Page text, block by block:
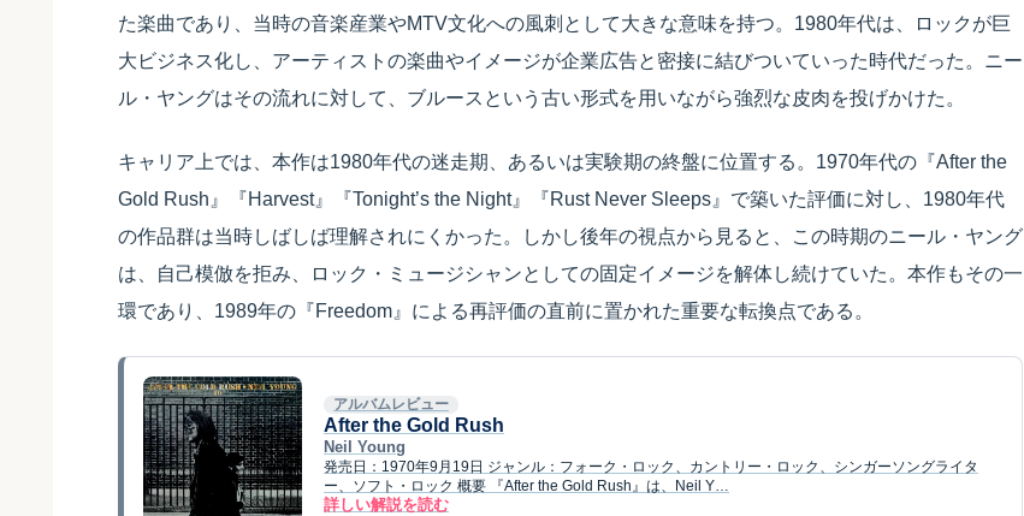
た楽曲であり、当時の音楽産業やMTV文化への風刺として大きな意味を持つ。1980年代は、ロックが巨
大ビジネス化し、アーティストの楽曲やイメージが企業広告と密接に結びついていった時代だった。ニー
ル・ヤングはその流れに対して、ブルースという古い形式を用いながら強烈な皮肉を投げかけた。
キャリア上では、本作は1980年代の迷走期、あるいは実験期の終盤に位置する。1970年代の『After the
Gold Rush』『Harvest』『Tonight’s the Night』『Rust Never Sleeps』で築いた評価に対し、1980年代
の作品群は当時しばしば理解されにくかった。しかし後年の視点から見ると、この時期のニール・ヤング
は、自己模倣を拒み、ロック・ミュージシャンとしての固定イメージを解体し続けていた。本作もその一
環であり、1989年の『Freedom』による再評価の直前に置かれた重要な転換点である。
アルバムレビュー
After the Gold Rush
Neil Young
発売日：1970年9月19日 ジャンル：フォーク・ロック、カントリー・ロック、シンガーソングライタ
ー、ソフト・ロック 概要 『After the Gold Rush』は、Neil Y…
詳しい解説を読む